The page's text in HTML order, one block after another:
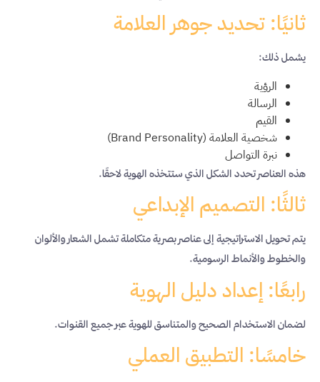
ثانيًا: تحديد جوهر العلامة
يشمل ذلك:
الرؤية
الرسالة
القيم
شخصية العلامة (Brand Personality)
نبرة التواصل
هذه العناصر تحدد الشكل الذي ستتخذه الهوية لاحقًا.
ثالثًا: التصميم الإبداعي
يتم تحويل الاستراتيجية إلى عناصر بصرية متكاملة تشمل الشعار والألوان
والخطوط والأنماط الرسومية.
رابعًا: إعداد دليل الهوية
لضمان الاستخدام الصحيح والمتناسق للهوية عبر جميع القنوات.
خامسًا: التطبيق العملي